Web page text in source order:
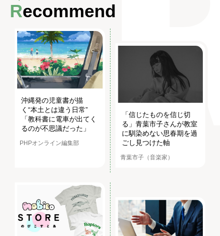
Recommend
沖縄発の児童書が描
く“本土とは違う日常”
「教科書に電車が出てく
るのが不思議だった」
PHPオンライン編集部
「信じたものを信じ切
る」青葉市子さんが教室
に馴染めない思春期を過
ごし見つけた軸
青葉市子（音楽家）